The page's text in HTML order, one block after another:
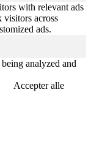
with relevant ads
visitors across
ads.
analyzed and
Accepter alle